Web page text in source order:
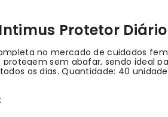
Protetor
no mercado de cuidados
protegem sem abafar, sendo ideal
os dias. Quantidade: 40